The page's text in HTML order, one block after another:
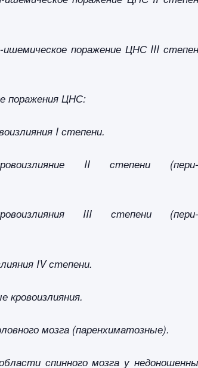
ишемическое поражение ЦНС III
поражения ЦНС:
I степени.
II степени
III степени
IV степени.
кровоизлияния.
мозга (паренхиматозные).
спинного мозга у